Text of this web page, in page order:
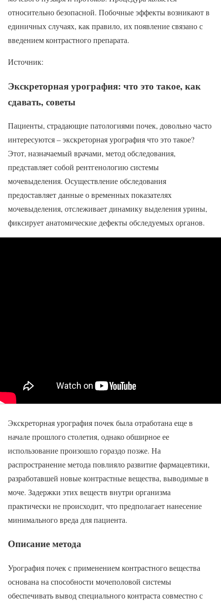
относительно безопасной. Побочные эффекты возникают в
единичных случаях, как правило, их появление связано с
введением контрастного препарата.
Источник:
Экскреторная урография: что это такое, как
сдавать, советы
Пациенты, страдающие патологиями почек, довольно часто
интересуются – экскреторная урография что это такое?
Этот, назначаемый врачами, метод обследования,
представляет собой рентгенологию системы
мочевыделения. Осуществление обследования
предоставляет данные о временных показателях
мочевыделения, отслеживает динамику выделения урины,
фиксирует анатомические дефекты обследуемых органов.
Экскреторная урография почек была отработана еще в
начале прошлого столетия, однако обширное ее
использование произошло гораздо позже. На
распространение метода повлияло развитие фармацевтики,
разработавшей новые контрастные вещества, выводимые в
моче. Задержки этих веществ внутри организма
практически не происходит, что предполагает нанесение
минимального вреда для пациента.
Описание метода
Урография почек с применением контрастного вещества
основана на способности мочеполовой системы
обеспечивать вывод специального контраста совместно с